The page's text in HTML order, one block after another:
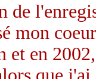
de
mon
et en